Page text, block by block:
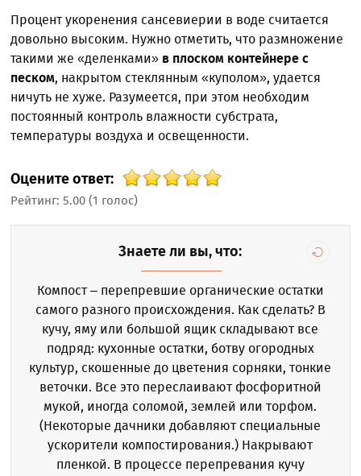
Процент укоренения сансевиерии в воде считается
довольно высоким. Нужно отметить, что размножение
такими же «деленками» в плоском контейнере с
песком, накрытом стеклянным «куполом», удается
ничуть не хуже. Разумеется, при этом необходим
постоянный контроль влажности субстрата,
температуры воздуха и освещенности.
Оцените ответ:
Рейтинг:5.00 (1 голос)
Знаете ли вы, что:
Компост – перепревшие органические остатки
самого разного происхождения. Как сделать? В
кучу, яму или большой ящик складывают все
подряд: кухонные остатки, ботву огородных
культур, скошенные до цветения сорняки, тонкие
веточки. Все это переслаивают фосфоритной
мукой, иногда соломой, землей или торфом.
(Некоторые дачники добавляют специальные
ускорители компостирования.) Накрывают
пленкой. В процессе перепревания кучу